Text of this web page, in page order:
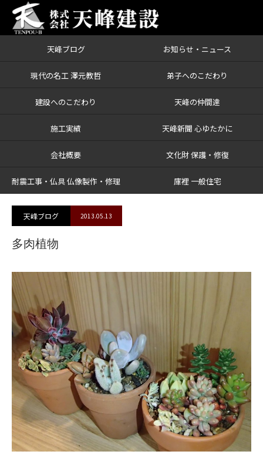
天峰ブログ お知らせ・ニュース
現代の名工 澤元教哲 弟子へのこだわり
建設へのこだわり 天峰の仲間達
施工実績 天峰新聞 心ゆたかに
会社概要 文化財 保護・修復
耐震工事・仏具 仏像製作・修理 庫裡 一般住宅
ブログ 多肉植物
天峰ブログ 2013.05.13
多肉植物